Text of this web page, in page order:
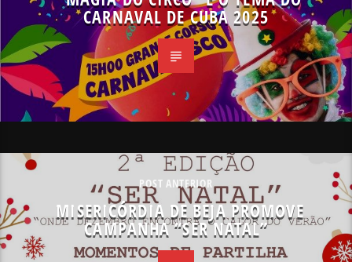
CARNAVAL DE CUBA 2025
POST ANTERIOR
MISERICÓRDIA DE BEJA PROMOVE
CAMPANHA “SER NATAL”